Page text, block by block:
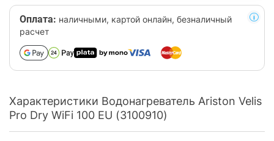
Оплата: наличными, картой онлайн, безналичный
расчет
Характеристики Водонагреватель Ariston Velis
Pro Dry WiFi 100 EU (3100910)